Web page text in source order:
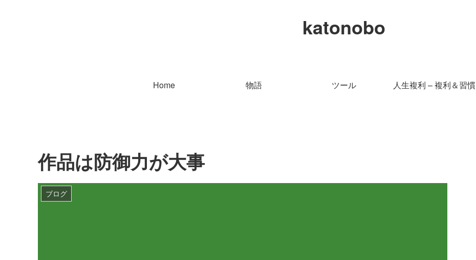
katonobo
Home 物語 ツール 人生複利 – 複利＆習慣
作品は防御力が大事
ブログ